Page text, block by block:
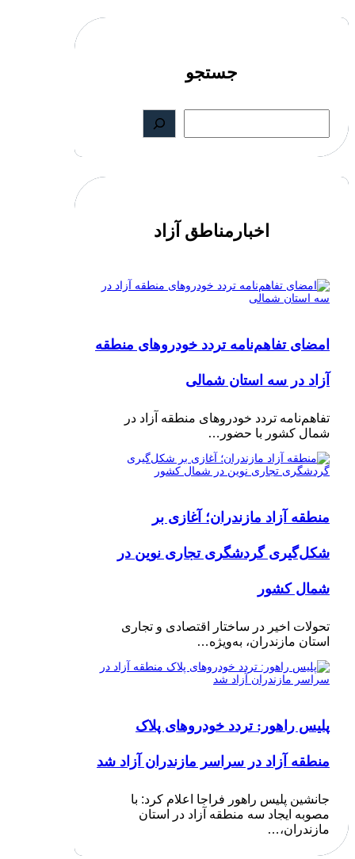
جستجو
a
r
اخبارمناطق آزاد
امضای تفاهم‌نامه تردد خودروهای منطقه
آزاد در سه استان شمالی
تفاهم‌نامه تردد خودروهای منطقه آزاد در
شمال کشور با حضور…
منطقه آزاد مازندران؛ آغازی بر
شکل‌گیری گردشگری تجاری نوین در
شمال کشور
تحولات اخیر در ساختار اقتصادی و تجاری
استان مازندران، به‌ویژه…
پلیس راهور: تردد خودروهای پلاک
منطقه آزاد در سراسر مازندران آزاد شد
جانشین پلیس راهور فراجا اعلام کرد: با
مصوبه ایجاد سه منطقه آزاد در استان
مازندران،…